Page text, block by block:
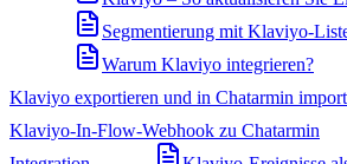
Segmentierung mit Klaviyo-
Warum Klaviyo integrieren?
Klaviyo exportieren und in Chatarmin
Klaviyo-In-Flow-Webhook zu Chatarmin